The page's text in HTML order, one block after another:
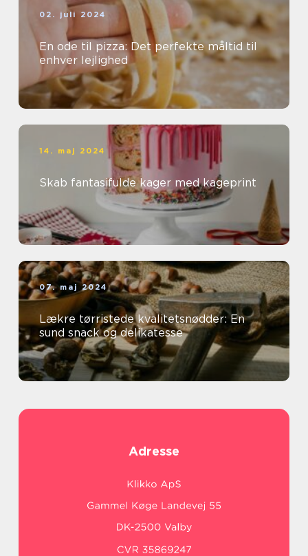
02. juli 2024
En ode til pizza: Det perfekte måltid til
enhver lejlighed
14. maj 2024
Skab fantasifulde kager med kageprint
07. maj 2024
Lækre tørristede kvalitetsnødder: En
sund snack og delikatesse
Adresse